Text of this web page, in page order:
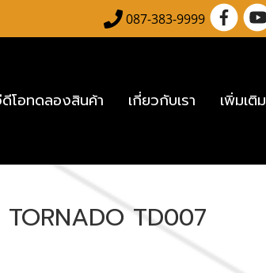
087-383-9999
โอทดลองสินค้า เกี่ยวกับเรา เพิ่มเติม
TD007